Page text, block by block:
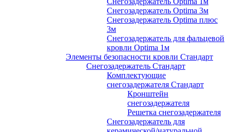
Снегозадержатель Optima 3м
Снегозадержатель Optima плюс
3м
Снегозадержатель для фальцевой
кровли Optima 1м
Элементы безопасности кровли Стандарт
Снегозадержатель Стандарт
Комплектующие
снегозадержателя Стандарт
Кронштейн
снегозадержателя
Решетка снегозадержателя
Снегозадержатель для